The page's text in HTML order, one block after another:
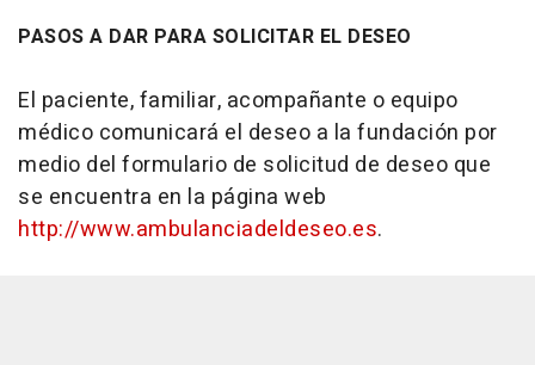
PASOS A DAR PARA SOLICITAR EL DESEO
El paciente, familiar, acompañante o equipo
médico comunicará el deseo a la fundación por
medio del formulario de solicitud de deseo que
se encuentra en la página web
http://www.ambulanciadeldeseo.es.